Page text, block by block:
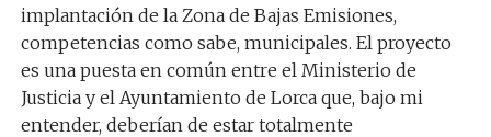
implantación de la Zona de Bajas Emisiones,
competencias como sabe, municipales. El proyecto
es una puesta en común entre el Ministerio de
Justicia y el Ayuntamiento de Lorca que, bajo mi
entender, deberían de estar totalmente